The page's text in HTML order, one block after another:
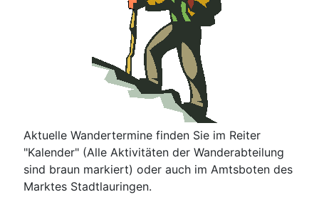
Aktuelle Wandertermine finden Sie im Reiter
"Kalender" (Alle Aktivitäten der Wanderabteilung
sind braun markiert) oder auch im Amtsboten des
Marktes Stadtlauringen.